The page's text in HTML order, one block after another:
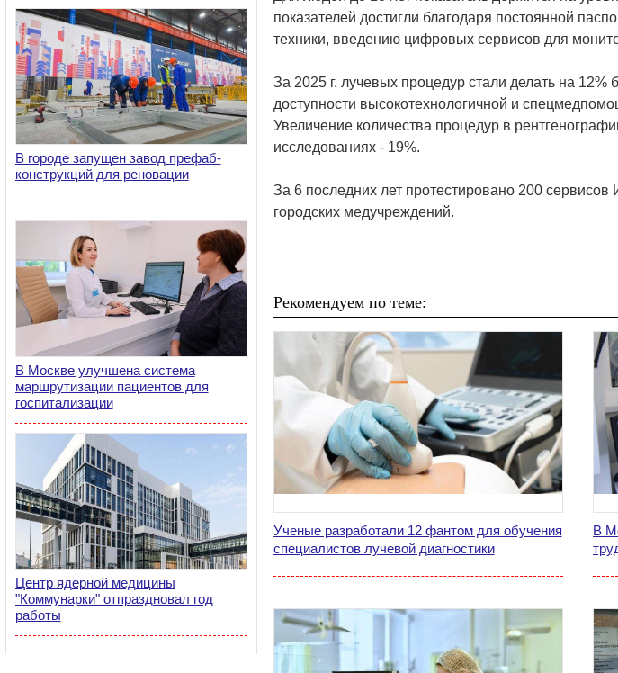
В городе запущен завод префаб-
конструкций для реновации
В Москве улучшена система
маршрутизации пациентов для
госпитализации
Центр ядерной медицины
"Коммунарки" отпраздновал год
работы
показателей достигли благодаря постоянной
техники, введению цифровых сервисов для
За 2025 г. лучевых процедур стали делать на
доступности высокотехнологичной и
Увеличение количества процедур в
исследованиях - 19%.
За 6 последних лет протестировано 200
городских медучреждений.
Рекомендуем по теме:
Ученые разработали 12 фантом для обучения
специалистов лучевой диагностики
В